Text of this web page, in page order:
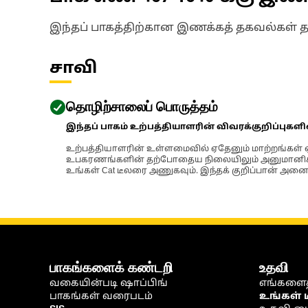
இந்தப் பாகத்திற்கான இணக்கத் தகவல்கள்
சாவி
தொழிற்சாலைப் பொருத்தம்
இந்தப் பாகம் உற்பத்தியாளரின்
உற்பத்தியாளரின் உள்ளமைவில் ஏதேனும் மாற்றங்கள்
உபகரணங்களின் தற்போதைய நிலையிலும்
உங்கள் Cat டீலரை அணுகவும். இந்தக் குறிப்பான்
பாகங்களைக் கண்டறி
வகையின்படி ஷாப்பிங்
பாகங்கள் வரைபடம்
உதவி
உங்கள்